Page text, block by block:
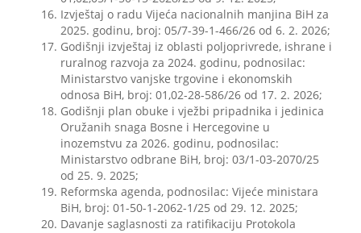
Izvještaj o radu Vijeća nacionalnih manjina BiH za
2025. godinu, broj: 05/7-39-1-466/26 od 6. 2. 2026;
Godišnji izvještaj iz oblasti poljoprivrede, ishrane i
ruralnog razvoja za 2024. godinu, podnosilac:
Ministarstvo vanjske trgovine i ekonomskih
odnosa BiH, broj: 01,02-28-586/26 od 17. 2. 2026;
Godišnji plan obuke i vježbi pripadnika i jedinica
Oružanih snaga Bosne i Hercegovine u
inozemstvu za 2026. godinu, podnosilac:
Ministarstvo odbrane BiH, broj: 03/1-03-2070/25
od 25. 9. 2025;
Reformska agenda, podnosilac: Vijeće ministara
BiH, broj: 01-50-1-2062-1/25 od 29. 12. 2025;
Davanje saglasnosti za ratifikaciju Protokola